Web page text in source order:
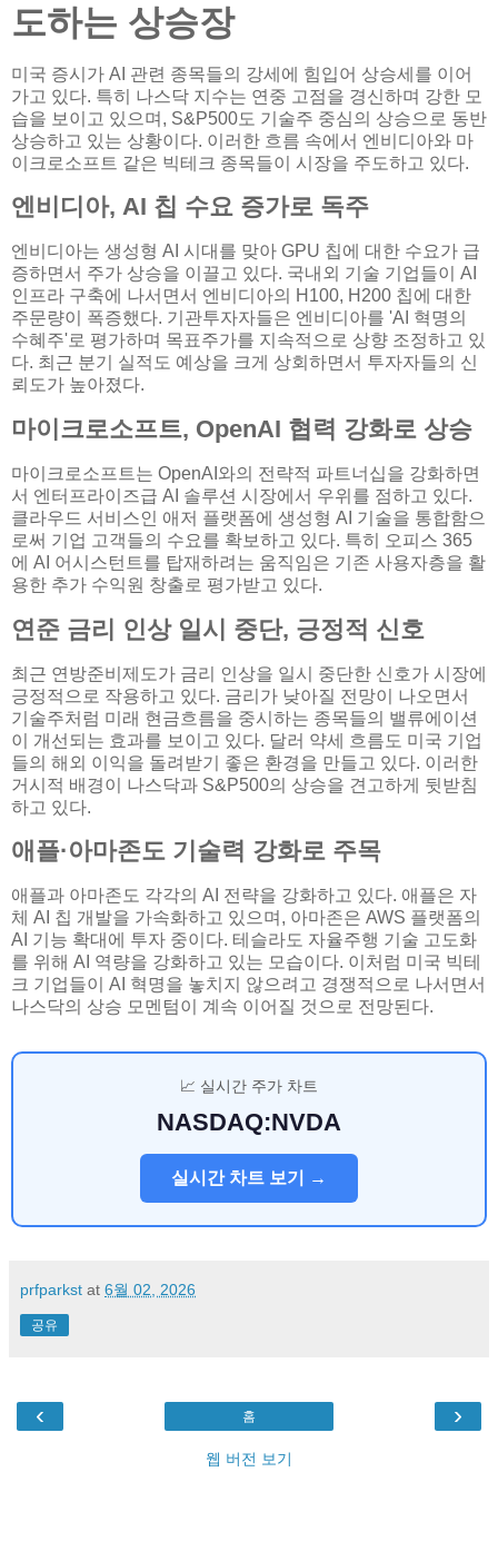
도하는 상승장
미국 증시가 AI 관련 종목들의 강세에 힘입어 상승세를 이어
가고 있다. 특히 나스닥 지수는 연중 고점을 경신하며 강한 모
습을 보이고 있으며, S&P500도 기술주 중심의 상승으로 동반
상승하고 있는 상황이다. 이러한 흐름 속에서 엔비디아와 마
이크로소프트 같은 빅테크 종목들이 시장을 주도하고 있다.
엔비디아, AI 칩 수요 증가로 독주
엔비디아는 생성형 AI 시대를 맞아 GPU 칩에 대한 수요가 급
증하면서 주가 상승을 이끌고 있다. 국내외 기술 기업들이 AI
인프라 구축에 나서면서 엔비디아의 H100, H200 칩에 대한
주문량이 폭증했다. 기관투자자들은 엔비디아를 'AI 혁명의
수혜주'로 평가하며 목표주가를 지속적으로 상향 조정하고 있
다. 최근 분기 실적도 예상을 크게 상회하면서 투자자들의 신
뢰도가 높아졌다.
마이크로소프트, OpenAI 협력 강화로 상승
마이크로소프트는 OpenAI와의 전략적 파트너십을 강화하면
서 엔터프라이즈급 AI 솔루션 시장에서 우위를 점하고 있다.
클라우드 서비스인 애저 플랫폼에 생성형 AI 기술을 통합함으
로써 기업 고객들의 수요를 확보하고 있다. 특히 오피스 365
에 AI 어시스턴트를 탑재하려는 움직임은 기존 사용자층을 활
용한 추가 수익원 창출로 평가받고 있다.
연준 금리 인상 일시 중단, 긍정적 신호
최근 연방준비제도가 금리 인상을 일시 중단한 신호가 시장에
긍정적으로 작용하고 있다. 금리가 낮아질 전망이 나오면서
기술주처럼 미래 현금흐름을 중시하는 종목들의 밸류에이션
이 개선되는 효과를 보이고 있다. 달러 약세 흐름도 미국 기업
들의 해외 이익을 돌려받기 좋은 환경을 만들고 있다. 이러한
거시적 배경이 나스닥과 S&P500의 상승을 견고하게 뒷받침
하고 있다.
애플·아마존도 기술력 강화로 주목
애플과 아마존도 각각의 AI 전략을 강화하고 있다. 애플은 자
체 AI 칩 개발을 가속화하고 있으며, 아마존은 AWS 플랫폼의
AI 기능 확대에 투자 중이다. 테슬라도 자율주행 기술 고도화
를 위해 AI 역량을 강화하고 있는 모습이다. 이처럼 미국 빅테
크 기업들이 AI 혁명을 놓치지 않으려고 경쟁적으로 나서면서
나스닥의 상승 모멘텀이 계속 이어질 것으로 전망된다.
📈 실시간 주가 차트
NASDAQ:NVDA
실시간 차트 보기 →
prfparkst at 6월 02, 2026
공유
‹ ›
홈
웹 버전 보기